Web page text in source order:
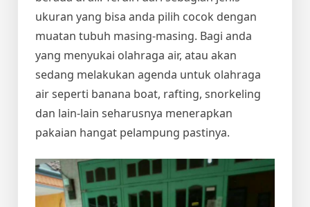
ukuran yang bisa anda pilih cocok dengan
muatan tubuh masing-masing. Bagi anda
yang menyukai olahraga air, atau akan
sedang melakukan agenda untuk olahraga
air seperti banana boat, rafting, snorkeling
dan lain-lain seharusnya menerapkan
pakaian hangat pelampung pastinya.